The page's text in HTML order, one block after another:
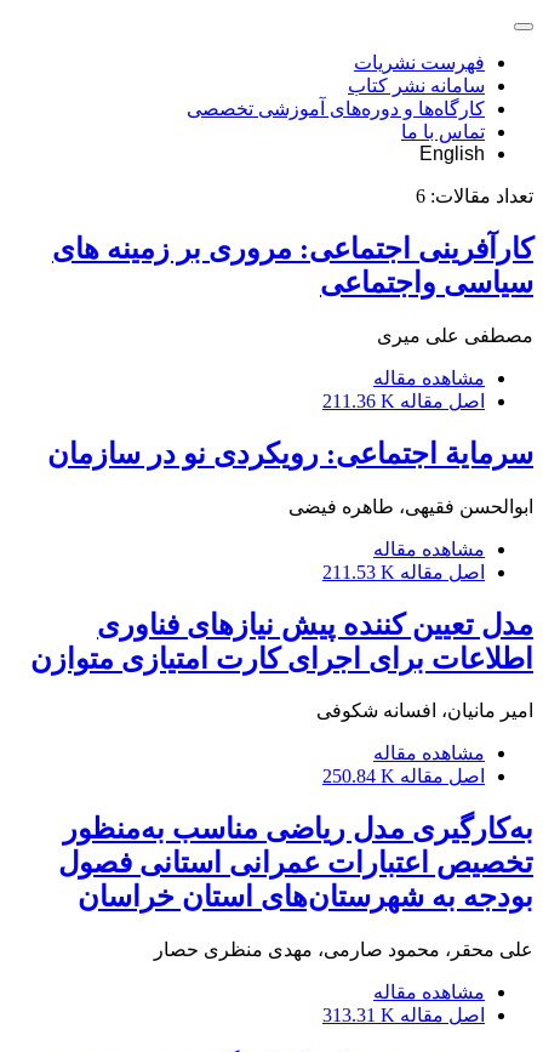
فهرست نشریات
سامانه نشر کتاب
کارگاه‌ها و دوره‌های آموزشی تخصصی
تماس با ما
English
تعداد مقالات: 6
کارآفرینی اجتماعی: مروری بر زمینه های
سیاسی واجتماعی
مصطفی علی میری
مشاهده مقاله
اصل مقاله 211.36 K
سرمایة اجتماعی: رویکردی نو در سازمان
ابوالحسن فقیهی، طاهره فیضی
مشاهده مقاله
اصل مقاله 211.53 K
مدل تعیین کننده پیش نیازهای فناوری
اطلاعات برای اجرای کارت امتیازی متوازن
امیر مانیان، افسانه شکوفی
مشاهده مقاله
اصل مقاله 250.84 K
به‌کارگیری مدل ریاضی مناسب به‌منظور
تخصیص اعتبارات عمرانی استانی فصول
بودجه به شهرستان‌های استان خراسان
علی محقر، محمود صارمی، مهدی منظری حصار
مشاهده مقاله
اصل مقاله 313.31 K